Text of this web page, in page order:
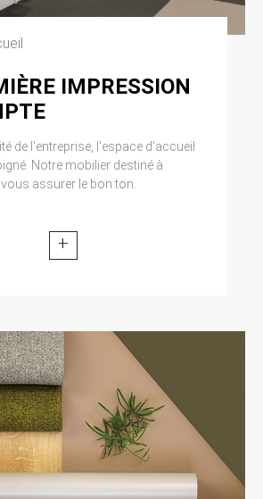
IMPRESSION
de l'entreprise, l'espace d'accueil
Notre mobilier destiné à
assurer le bon ton.
+